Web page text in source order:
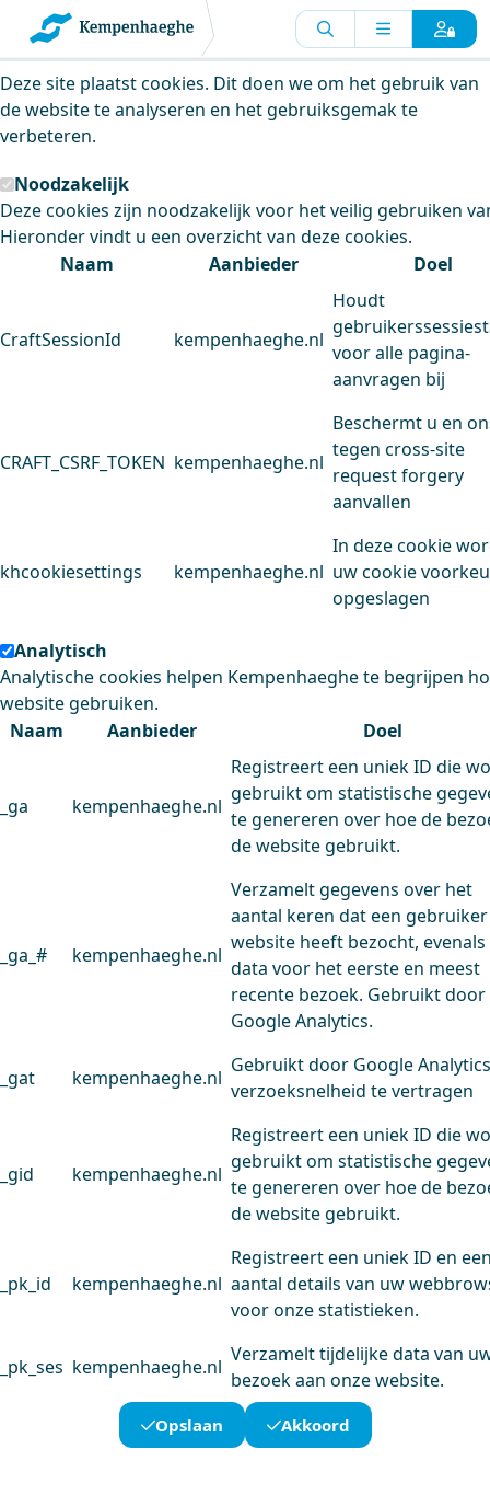
Kempenhaeghe maakt gebruik van
cookies
Deze site plaatst cookies. Dit doen we om het gebruik van
de website te analyseren en het gebruiksgemak te
verbeteren.
Noodzakelijk
Deze cookies zijn noodzakelijk voor het veilig gebruiken
Hieronder vindt u een overzicht van deze cookies.
Naam
Aanbieder Doel
CraftSessionId kempenhaeghe.nl
Houdt
voor alle pagina-
aanvragen bij
CRAFT_CSRF_TOKEN kempenhaeghe.nl
Beschermt u en
tegen cross-site
request forgery
aanvallen
khcookiesettings kempenhaeghe.nl
In deze cookie
uw cookie
opgeslagen
Analytisch
Analytische cookies helpen Kempenhaeghe te begrijpen
website gebruiken.
Naam
Aanbieder Doel
_ga kempenhaeghe.nl
Registreert een uniek ID die
gebruikt om statistische
te genereren over hoe de
de website gebruikt.
_ga_# kempenhaeghe.nl
Verzamelt gegevens over het
aantal keren dat een
website heeft bezocht, evenals
data voor het eerste en meest
recente bezoek. Gebruikt door
Google Analytics.
_gat kempenhaeghe.nl
Gebruikt door Google
verzoeksnelheid te vertragen
_gid kempenhaeghe.nl
Registreert een uniek ID die
gebruikt om statistische
te genereren over hoe de
de website gebruikt.
_pk_id kempenhaeghe.nl
Registreert een uniek ID en
aantal details van uw
voor onze statistieken.
_pk_ses kempenhaeghe.nl
Verzamelt tijdelijke data van
bezoek aan onze website.
Opslaan Akkoord